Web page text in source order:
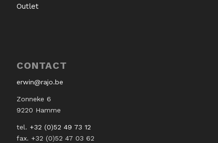
Outlet
CONTACT
erwin@rajo.be
Zonneke 6
9220 Hamme
tel. +32 (0)52 49 73 12
fax. +32 (0)52 47 03 62